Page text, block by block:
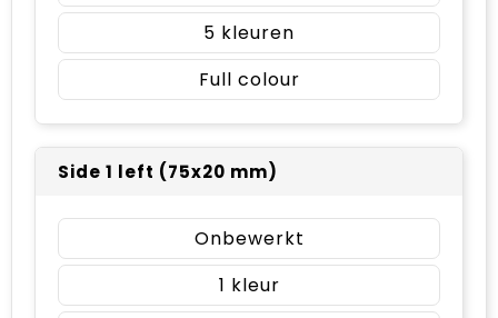
5
Full colour
Side 1 left (75x20 mm)
Onbewerkt
1